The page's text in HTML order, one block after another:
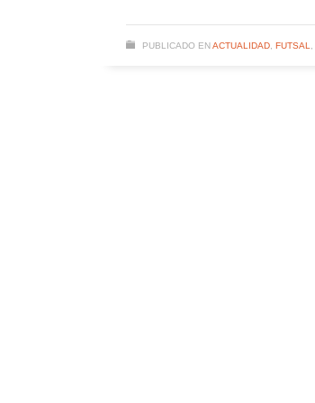
PUBLICADO EN ACTUALIDAD, FUTSAL